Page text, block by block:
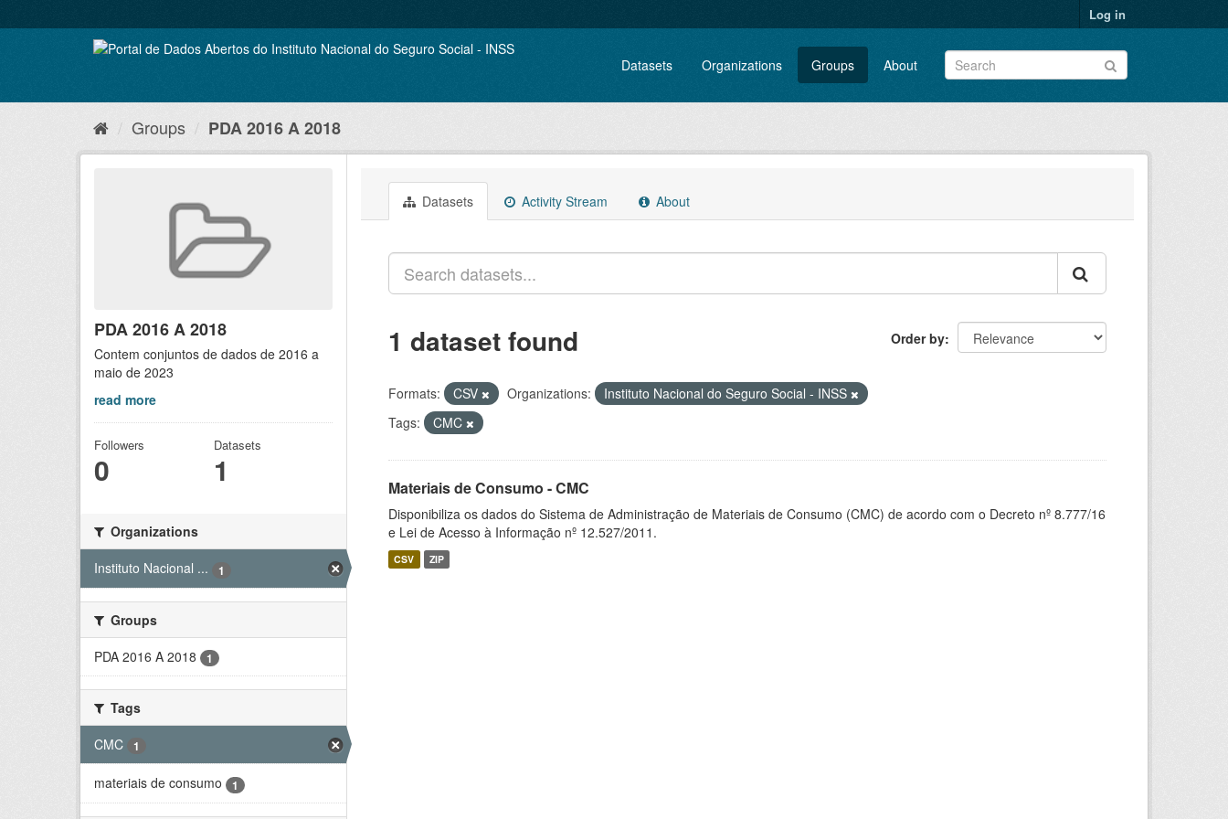
to
Log in
Datasets Organizations Groups About
Groups PDA 2016 A 2018
PDA 2016 A 2018
Contem conjuntos de dados de 2016 a
maio de 2023
read more
Followers
0
Datasets
1
Organizations
Instituto Nacional ...
1
Groups
PDA 2016 A 2018
1
Tags
CMC
1
materiais de consumo 1
Datasets Activity Stream About
Order by
1 dataset found
Formats: CSV Organizations:
Instituto Nacional do Seguro Social - INSS
Tags:
CMC
Materiais de Consumo - CMC
Disponibiliza os dados do Sistema de Administração de Materiais de Consumo (CMC) de acordo com o Decreto nº 8.777/16
e Lei de Acesso à Informação nº 12.527/2011.
CSV ZIP